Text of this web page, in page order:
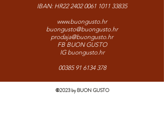
IBAN: HR222402 0061 1011 33835
www.buongusto.hr
buongusto@buongusto.hr
prodaja@buongusto.hr
FB BUON GUSTO
IG buongusto.hr
00385 91 6134 378
©2023 by BUON GUSTO